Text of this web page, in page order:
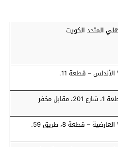
المتحد الكويت
– قطعة 11.
شرق الأحمدي – قطعة 1، شارع 201، مقابل مخفر
– قطعة 8، طريق 59.